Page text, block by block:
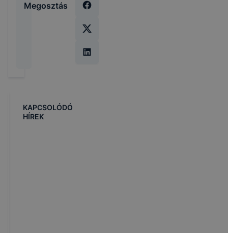
Megosztás
KAPCSOLÓDÓ
HÍREK